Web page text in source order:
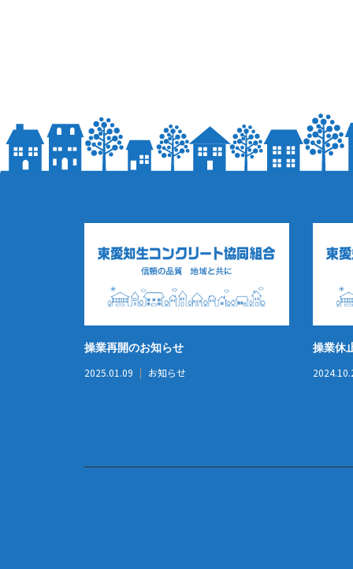
操業再開のお知らせ
2025.01.09 お知らせ
操業休